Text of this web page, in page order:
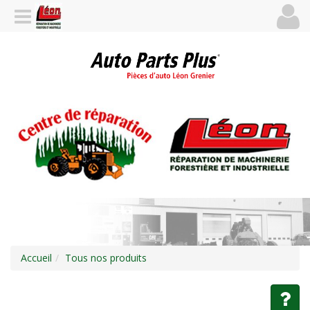
Accueil Tous nos produits